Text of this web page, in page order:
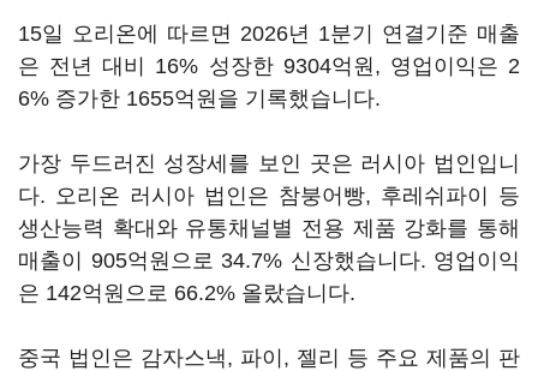
15일 오리온에 따르면 2026년 1분기 연결기준 매출
은 전년 대비 16% 성장한 9304억원, 영업이익은 2
6% 증가한 1655억원을 기록했습니다.
가장 두드러진 성장세를 보인 곳은 러시아 법인입니
다. 오리온 러시아 법인은 참붕어빵, 후레쉬파이 등
생산능력 확대와 유통채널별 전용 제품 강화를 통해
매출이 905억원으로 34.7% 신장했습니다. 영업이익
은 142억원으로 66.2% 올랐습니다.
중국 법인은 감자스낵, 파이, 젤리 등 주요 제품의 판